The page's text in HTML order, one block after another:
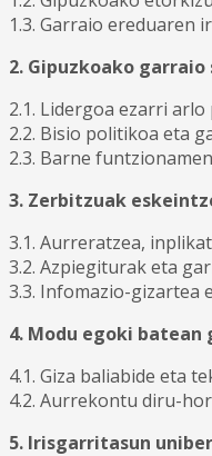
1.3. Garraio ereduaren
2. Gipuzkoako
2.1. Lidergoa ezarri
2.2. Bisio politikoa eta
2.3. Barne
3. Zerbitzuak
3.1. Aurreratzea,
3.2. Azpiegiturak eta
3.3. Infomazio-gizartea
4. Modu egoki
4.1. Giza baliabide eta
4.2. Aurrekontu diru-
5. Irisgarritasun